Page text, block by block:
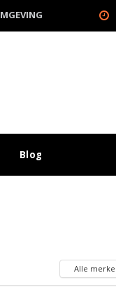
Blog
Alle